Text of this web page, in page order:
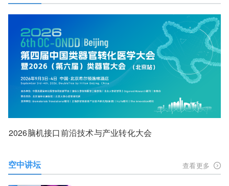
2026脑机接口前沿技术与产业转化大会
空中讲坛 查看更多